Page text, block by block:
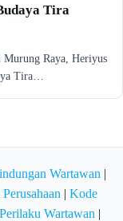
Tira
Raya, Heriyus
Tira…
Wartawan |
| Kode
Wartawan |